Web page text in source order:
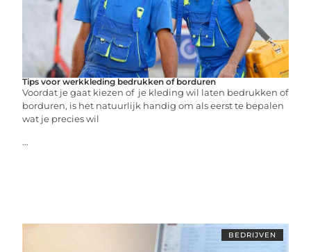
Tips voor werkkleding bedrukken of borduren
Voordat je gaat kiezen of je kleding wil laten bedrukken of
borduren, is het natuurlijk handig om als eerst te bepalen
wat je precies wil
...
BEDRIJVEN